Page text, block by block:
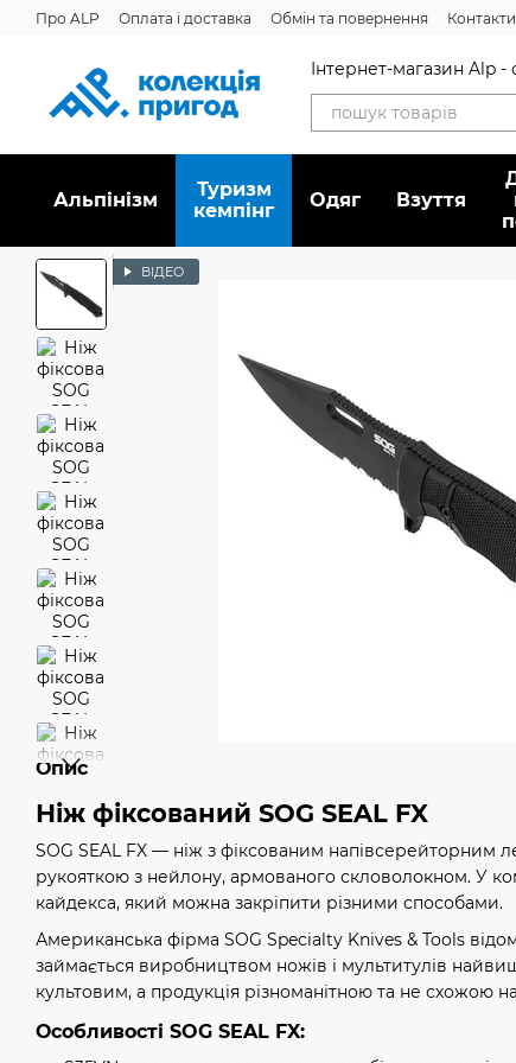
Перейти до основного контенту
Про ALP Оплата і доставка Обмін та повернення Контакти
Інтернет-магазин Alp
Альпінізм
Туризм
кемпінг
Oдяг Взуття
ВІДЕО
Опис
Ніж фіксований SOG SEAL FX
SOG SEAL FX — ніж з фіксованим напівсерейторним
рукояткою з нейлону, армованого скловолокном. У
кайдекса, який можна закріпити різними способами.
Американська фірма SOG Specialty Knives & Tools
займається виробництвом ножів і мультитулів
культовим, а продукція різноманітною та не схожою
Особливості SOG SEAL FX: